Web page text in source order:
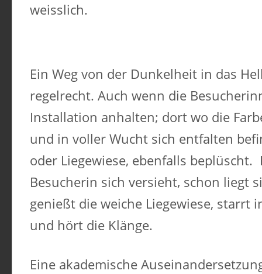
weisslich.
Ein Weg von der Dunkelheit in das
regelrecht. Auch wenn die
Installation anhalten; dort wo die
und in voller Wucht sich entfalten
oder Liegewiese, ebenfalls beplüscht.
Besucherin sich versieht, schon liegt
genießt die weiche Liegewiese, starrt
und hört die Klänge.
Eine akademische